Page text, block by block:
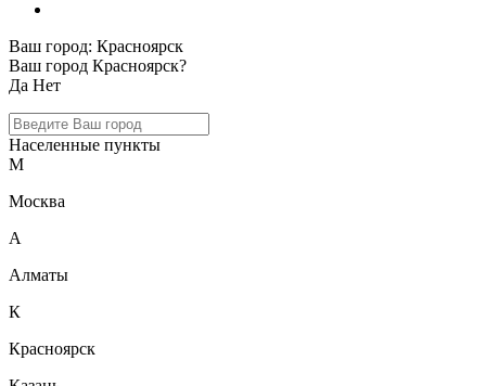
Ваш город: Красноярск
Ваш город Красноярск?
Да Нет
Населенные пункты
М
Москва
А
Алматы
К
Красноярск